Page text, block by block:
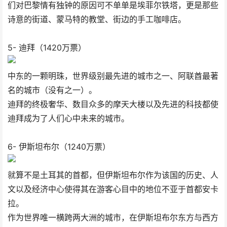
们对巴黎情有独钟的原因可不单单是埃菲尔铁塔，更是那些
诗意的街道、蒙马特的教堂、街边的手工咖啡店。
5- 迪拜（1420万票）
中东的一颗明珠，世界级别最先进的城市之一、阿联酋最著
名的城市（没有之一）。
迪拜的终极奢华、数目众多的摩天大楼以及先进的科技都使
迪拜成为了人们心中未来的城市。
6- 伊斯坦布尔（1240万票）
就算不是土耳其的首都，但伊斯坦布尔作为该国的历史、人
文以及经济中心使得其在游客心目中的地位不亚于首都安卡
拉。
作为世界唯一横跨两大洲的城市，在伊斯坦布尔东方与西方